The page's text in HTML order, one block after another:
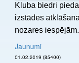
Kluba biedri
izstādes atklāšana
nozares iespējām.
Jaunumi
01.02.2019 (85400)